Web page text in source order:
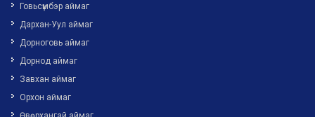
Говьсүмбэр аймаг
Дархан-Уул аймаг
Дорноговь аймаг
Дорнод аймаг
Завхан аймаг
Орхон аймаг